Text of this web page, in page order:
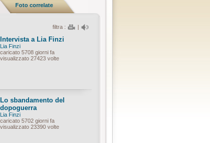
Foto correlate
filtra : |
Intervista a Lia Finzi
Lia Finzi
caricato 5708 giorni fa
visualizzato 27423 volte
Lo sbandamento del
dopoguerra
Lia Finzi
caricato 5702 giorni fa
visualizzato 23390 volte